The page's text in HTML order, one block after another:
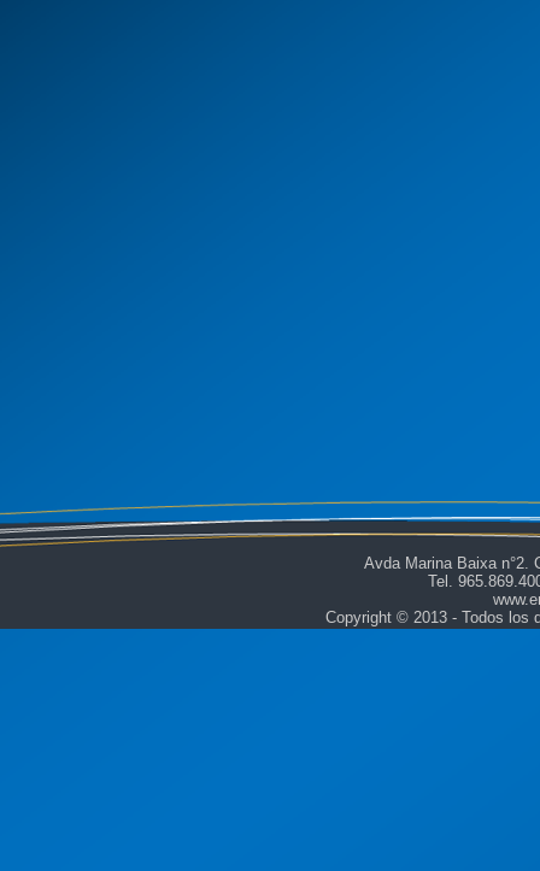
Avda Marina Baixa n°2.
Tel.
Copyright © 2013 - Todos